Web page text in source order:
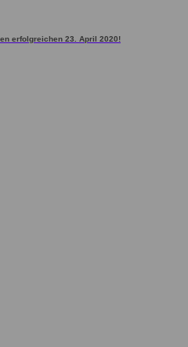
erfolgreichen 23. April 2020!